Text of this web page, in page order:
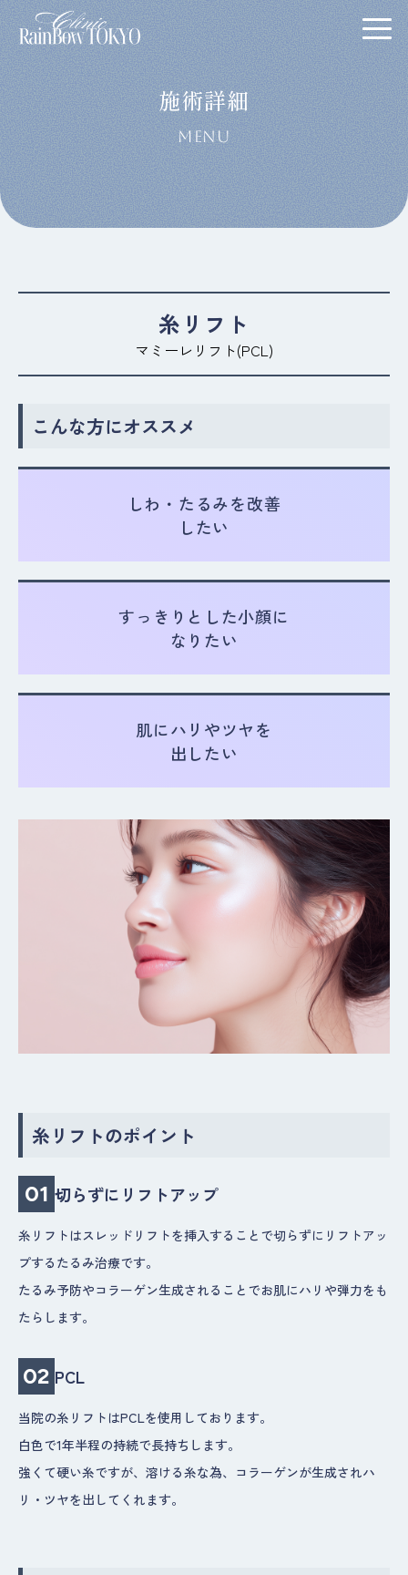
施術詳細
MENU
糸リフト
マミーレリフト(PCL)
こんな方にオススメ
しわ・たるみを改善
したい
すっきりとした小顔に
なりたい
肌にハリやツヤを
出したい
糸リフトのポイント
01 切らずにリフトアップ
糸リフトはスレッドリフトを挿入することで切らずにリフトアッ
プするたるみ治療です。
たるみ予防やコラーゲン生成されることでお肌にハリや弾力をも
たらします。
02 PCL
当院の糸リフトはPCLを使用しております。
白色で1年半程の持続で長持ちします。
強くて硬い糸ですが、溶ける糸な為、コラーゲンが生成されハ
リ・ツヤを出してくれます。